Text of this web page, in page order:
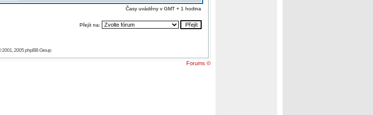
Časy uváděny v GMT + 1 hodina
Přejít na:
2001, 2005 phpBB Group
Forums ©